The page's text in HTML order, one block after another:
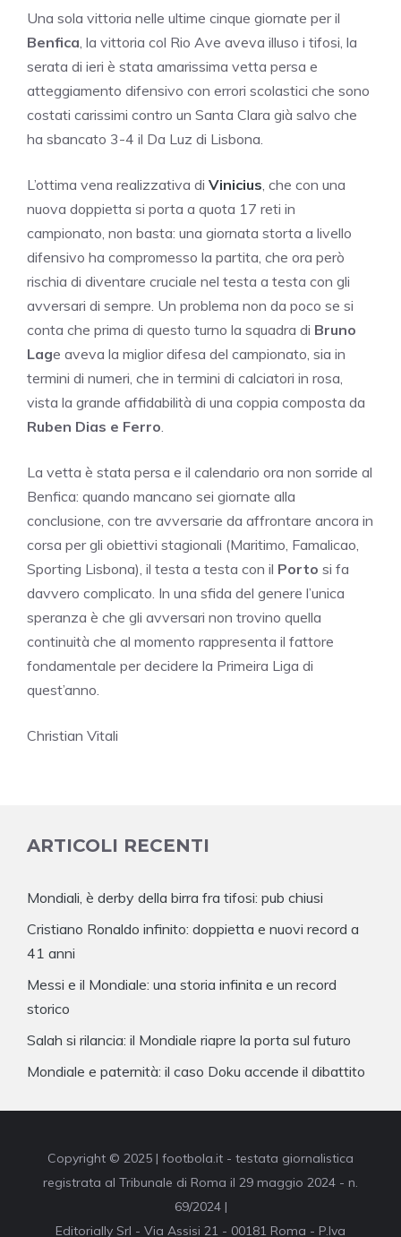
Una sola vittoria nelle ultime cinque giornate per il
Benfica, la vittoria col Rio Ave aveva illuso i tifosi, la
serata di ieri è stata amarissima vetta persa e
atteggiamento difensivo con errori scolastici che sono
costati carissimi contro un Santa Clara già salvo che
ha sbancato 3-4 il Da Luz di Lisbona.
L’ottima vena realizzativa di Vinicius, che con una
nuova doppietta si porta a quota 17 reti in
campionato, non basta: una giornata storta a livello
difensivo ha compromesso la partita, che ora però
rischia di diventare cruciale nel testa a testa con gli
avversari di sempre. Un problema non da poco se si
conta che prima di questo turno la squadra di Bruno
Lage aveva la miglior difesa del campionato, sia in
termini di numeri, che in termini di calciatori in rosa,
vista la grande affidabilità di una coppia composta da
Ruben Dias e Ferro.
La vetta è stata persa e il calendario ora non sorride al
Benfica: quando mancano sei giornate alla
conclusione, con tre avversarie da affrontare ancora in
corsa per gli obiettivi stagionali (Maritimo, Famalicao,
Sporting Lisbona), il testa a testa con il Porto si fa
davvero complicato. In una sfida del genere l’unica
speranza è che gli avversari non trovino quella
continuità che al momento rappresenta il fattore
fondamentale per decidere la Primeira Liga di
quest’anno.
Christian Vitali
ARTICOLI RECENTI
Mondiali, è derby della birra fra tifosi: pub chiusi
Cristiano Ronaldo infinito: doppietta e nuovi record a
41 anni
Messi e il Mondiale: una storia infinita e un record
storico
Salah si rilancia: il Mondiale riapre la porta sul futuro
Mondiale e paternità: il caso Doku accende il dibattito
Copyright © 2025 | footbola.it - testata giornalistica
registrata al Tribunale di Roma il 29 maggio 2024 - n.
69/2024 |
Editorially Srl - Via Assisi 21 - 00181 Roma - P.Iva